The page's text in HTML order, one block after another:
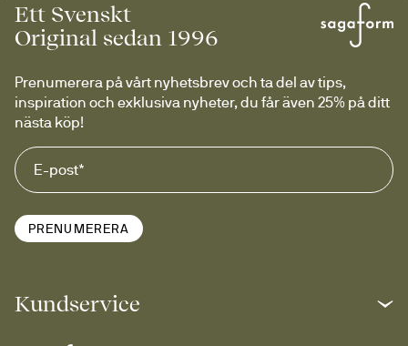
Ett Svenskt
Original sedan 1996
Prenumerera på vårt nyhetsbrev och ta del av tips,
inspiration och exklusiva nyheter, du får även 25% på ditt
nästa köp!
PRENUMERERA
Kundservice